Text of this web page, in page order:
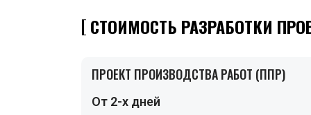
СТОИМОСТЬ РАЗРАБОТКИ
ПРОЕКТ ПРОИЗВОДСТВА РАБОТ (ППР)
От 2-х дней